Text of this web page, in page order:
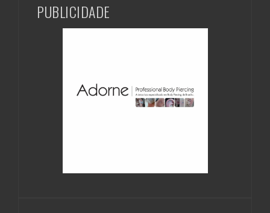
PUBLICIDADE